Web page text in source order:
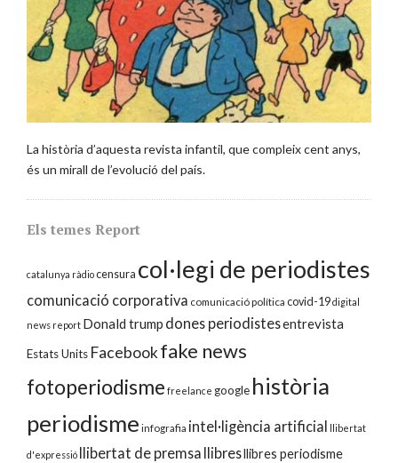
La història d’aquesta revista infantil, que compleix cent anys,
és un mirall de l’evolució del país.
Els temes Report
catalunya ràdiocensura col·legi de periodistes
comunicació corporativa comunicació política covid-19digital
news report Donald trump dones periodistesentrevista
Estats Units Facebookfake news
fotoperiodisme freelance google història
periodisme infografia intel·ligència artificial llibertat
d'expressió llibertat de premsa llibresllibres periodisme